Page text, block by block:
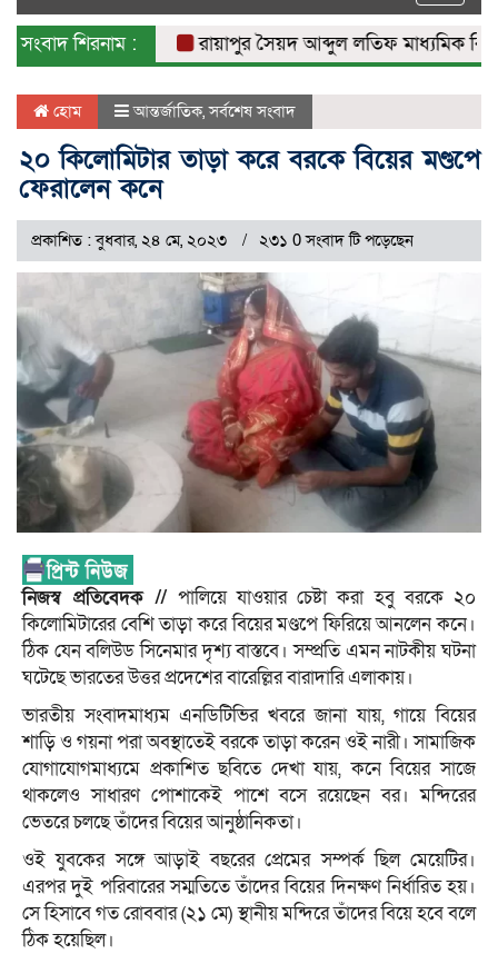
সংবাদ শিরনাম :
রায়াপুর সৈয়দ আব্দুল লতিফ মাধ্যমিক
হোম আন্তর্জাতিক,সর্বশেষ সংবাদ
২০ কিলোমিটার তাড়া করে বরকে বিয়ের মণ্ডপে
ফেরালেন কনে
প্রকাশিত : বুধবার, ২৪ মে, ২০২৩ ২৩১ 0 সংবাদ টি পড়েছেন
নিজস্ব প্রতিবেদক // পালিয়ে যাওয়ার চেষ্টা করা হবু বরকে ২০
কিলোমিটারের বেশি তাড়া করে বিয়ের মণ্ডপে ফিরিয়ে আনলেন কনে।
ঠিক যেন বলিউড সিনেমার দৃশ্য বাস্তবে। সম্প্রতি এমন নাটকীয় ঘটনা
ঘটেছে ভারতের উত্তর প্রদেশের বারেল্লির বারাদারি এলাকায়।
ভারতীয় সংবাদমাধ্যম এনডিটিভির খবরে জানা যায়, গায়ে বিয়ের
শাড়ি ও গয়না পরা অবস্থাতেই বরকে তাড়া করেন ওই নারী। সামাজিক
যোগাযোগমাধ্যমে প্রকাশিত ছবিতে দেখা যায়, কনে বিয়ের সাজে
থাকলেও সাধারণ পোশাকেই পাশে বসে রয়েছেন বর। মন্দিরের
ভেতরে চলছে তাঁদের বিয়ের আনুষ্ঠানিকতা।
ওই যুবকের সঙ্গে আড়াই বছরের প্রেমের সম্পর্ক ছিল মেয়েটির।
এরপর দুই পরিবারের সম্মতিতে তাঁদের বিয়ের দিনক্ষণ নির্ধারিত হয়।
সে হিসাবে গত রোববার (২১ মে) স্থানীয় মন্দিরে তাঁদের বিয়ে হবে বলে
ঠিক হয়েছিল।